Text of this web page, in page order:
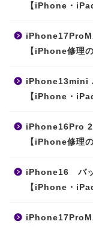
【iPhone・
【iPhone修理
iPhone13mini
【iPhone・
iPhone16Pro
【iPhone修理
iPhone16 バッ
【iPhone・